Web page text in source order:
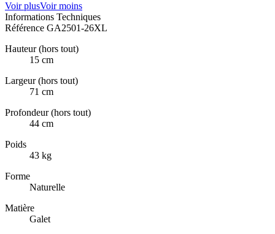
Voir plusVoir moins
Informations Techniques
Référence GA2501-26XL
Hauteur (hors tout)
15 cm
Largeur (hors tout)
71 cm
Profondeur (hors tout)
44 cm
Poids
43 kg
Forme
Naturelle
Matière
Galet